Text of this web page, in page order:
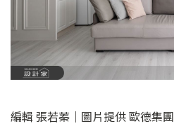
編輯 張若蓁｜圖片提供 歐德集團